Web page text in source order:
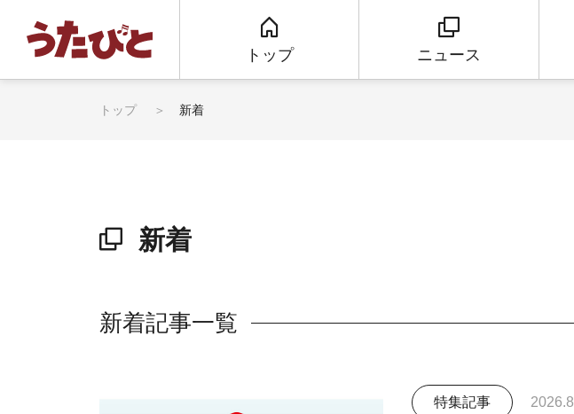
トップ ニュース
トップ 新着
新着
新着記事一覧
特集記事